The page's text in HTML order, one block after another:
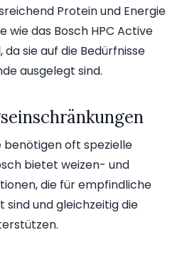
Protein und Energie
wie das Bosch HPC Active
da sie auf die Bedürfnisse
ausgelegt sind.
benötigen oft spezielle
bietet weizen- und
die für empfindliche
sind und gleichzeitig die